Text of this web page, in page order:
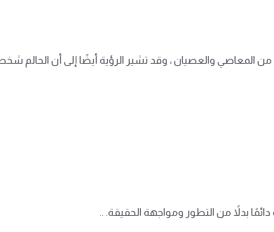
من المعاصي والعصيان ، وقد تشير الرؤية أيضًا إلى أن الحالم
بدلاً من التطور ومواجهة الحقيقة. ..